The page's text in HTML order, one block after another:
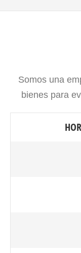
Somos una
bienes para